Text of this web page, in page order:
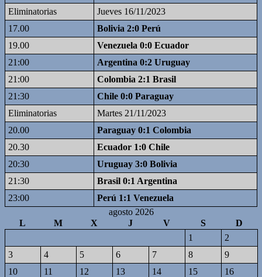
Eliminatorias
Jueves 16/11/2023
17.00
Bolivia 2:0 Perú
19.00
Venezuela 0:0 Ecuador
21:00
Argentina 0:2 Uruguay
21:00
Colombia 2:1 Brasil
21:30
Chile 0:0 Paraguay
Eliminatorias
Martes 21/11/2023
20.00
Paraguay 0:1 Colombia
20.30
Ecuador 1:0 Chile
20:30
Uruguay 3:0 Bolivia
21:30
Brasil 0:1 Argentina
23:00
Perú 1:1 Venezuela
agosto 2026
L
M X J V S
D
1
2
3
4 5 6 7 8
9
10
11 12 13 14 15
16